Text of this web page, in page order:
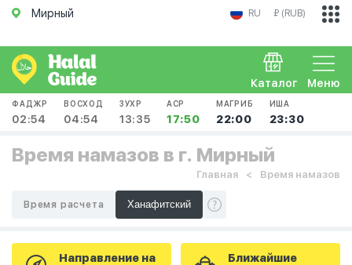
Мирный RU ₽ (RUB)
Меню
Каталог
ФАДЖР
02:54
ВОСХОД
04:54
ЗУХР
13:35
АСР
17:50
МАГРИБ
22:00
ИША
23:30
Время намазов в г. Мирный
Главная Время намазов
Время расчета
Направление на
Ближайшие